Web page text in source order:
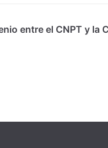
entre el CNPT y la